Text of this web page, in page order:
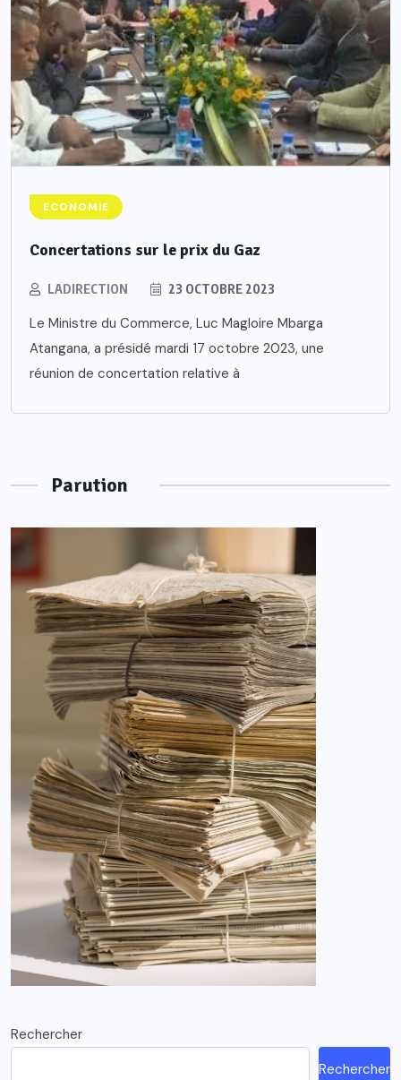
ECONOMIE
Concertations sur le prix du Gaz
LADIRECTION 23 OCTOBRE 2023
Le Ministre du Commerce, Luc Magloire Mbarga
Atangana, a présidé mardi 17 octobre 2023, une
réunion de concertation relative à
Parution
Rechercher
Rechercher